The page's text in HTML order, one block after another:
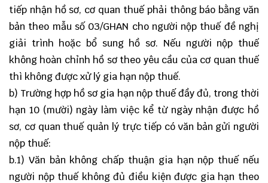
tiếp nhận hồ sơ, cơ quan thuế phải thông báo bằng văn
bản theo mẫu số 03/GHAN cho người nộp thuế đề nghị
giải trình hoặc bổ sung hồ sơ. Nếu người nộp thuế
không hoàn chỉnh hồ sơ theo yêu cầu của cơ quan thuế
thì không được xử lý gia hạn nộp thuế.
b) Trường hợp hồ sơ gia hạn nộp thuế đầy đủ, trong thời
hạn 10 (mười) ngày làm việc kể từ ngày nhận được hồ
sơ, cơ quan thuế quản lý trực tiếp có văn bản gửi người
nộp thuế:
b.1) Văn bản không chấp thuận gia hạn nộp thuế nếu
người nộp thuế không đủ điều kiện được gia hạn theo